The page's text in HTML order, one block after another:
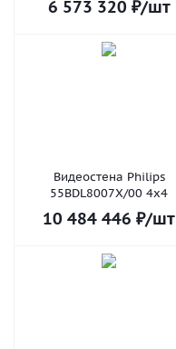
6 573 320 ₽/шт
Видеостена Philips
55BDL8007X/00 4x4
10 484 446 ₽/шт